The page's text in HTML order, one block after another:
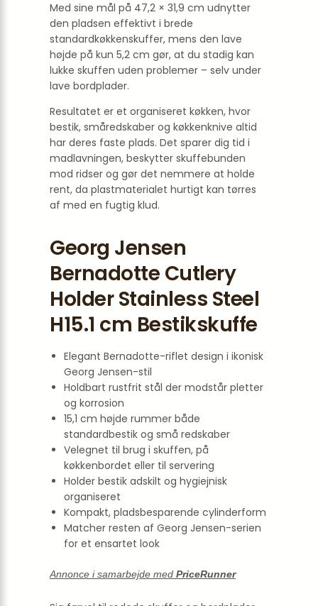
Med sine mål på 47,2 × 31,9 cm udnytter
den pladsen effektivt i brede
standardkøkkenskuffer, mens den lave
højde på kun 5,2 cm gør, at du stadig kan
lukke skuffen uden problemer – selv under
lave bordplader.
Resultatet er et organiseret køkken, hvor
bestik, småredskaber og køkkenknive altid
har deres faste plads. Det sparer dig tid i
madlavningen, beskytter skuffebunden
mod ridser og gør det nemmere at holde
rent, da plastmaterialet hurtigt kan tørres
af med en fugtig klud.
Georg Jensen
Bernadotte Cutlery
Holder Stainless Steel
H15.1 cm Bestikskuffe
Elegant Bernadotte-riflet design i ikonisk
Georg Jensen-stil
Holdbart rustfrit stål der modstår pletter
og korrosion
15,1 cm højde rummer både
standardbestik og små redskaber
Velegnet til brug i skuffen, på
køkkenbordet eller til servering
Holder bestik adskilt og hygiejnisk
organiseret
Kompakt, pladsbesparende cylinderform
Matcher resten af Georg Jensen-serien
for et ensartet look
Annonce i samarbejde med PriceRunner